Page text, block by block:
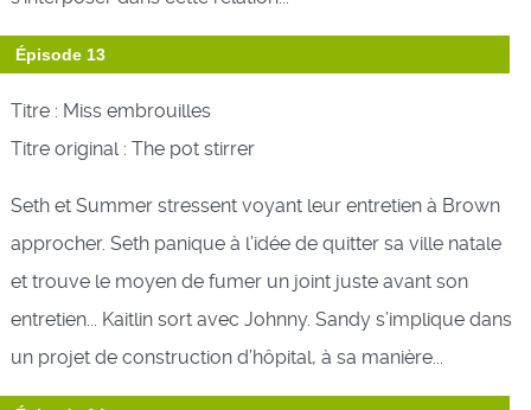
Épisode 13
Titre : Miss embrouilles
Titre original : The pot stirrer
Seth et Summer stressent voyant leur entretien à Brown
approcher. Seth panique à l’idée de quitter sa ville natale
et trouve le moyen de fumer un joint juste avant son
entretien... Kaitlin sort avec Johnny. Sandy s’implique dans
un projet de construction d’hôpital, à sa manière...